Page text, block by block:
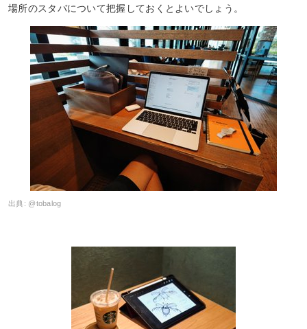
場所のスタバについて把握しておくとよいでしょう。
出典: @tobalog